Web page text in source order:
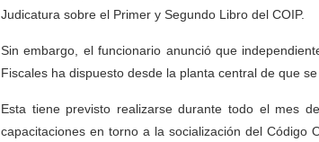
Judicatura sobre el Primer y Segundo Libro del COIP.
Sin embargo, el funcionario anunció que
Fiscales ha dispuesto desde la planta central de que
Esta tiene previsto realizarse durante todo el mes
capacitaciones en torno a la socialización del Código